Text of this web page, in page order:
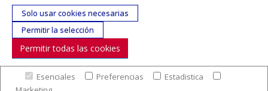
Email:contacta aquí
Teléfono:913519435
SÍGUENOS
© Copyright 2017. Todos los derechos reservados. |Nuestra
Solo usar cookies necesarias
Permitir la selección
Permitir todas las cookies
Esenciales Preferencias
Estadistica